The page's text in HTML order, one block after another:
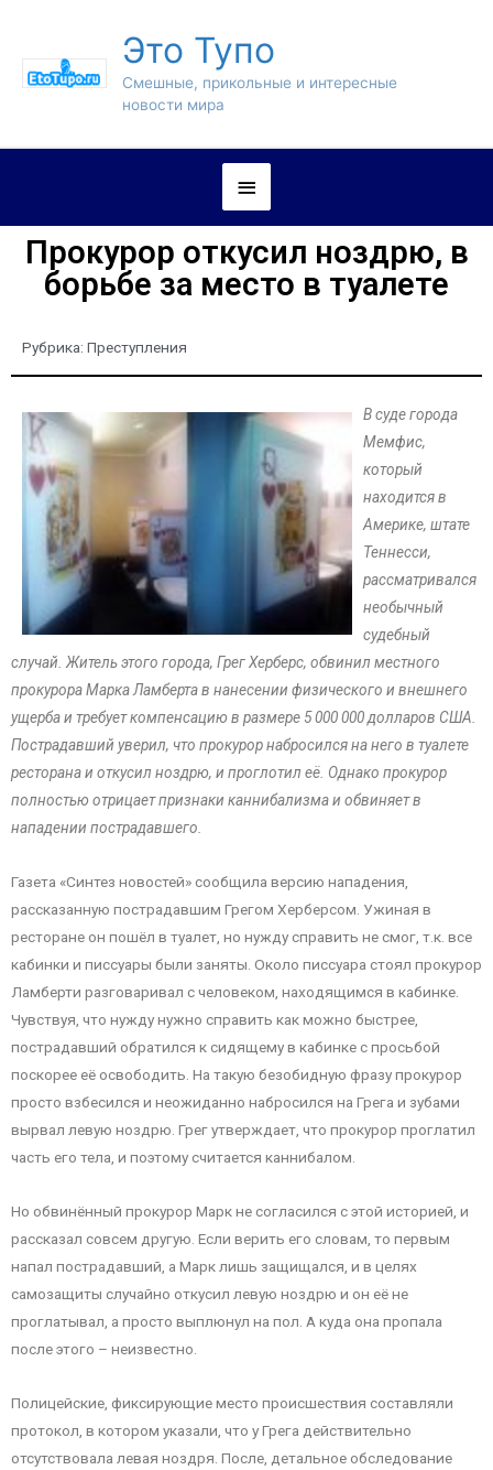
Это Тупо
Смешные, прикольные и интересные
новости мира
Прокурор откусил ноздрю, в
борьбе за место в туалете
Рубрика: Преступления
В суде города
Мемфис,
который
находится в
Америке, штате
Теннесси,
рассматривался
необычный
судебный
случай. Житель этого города, Грег Херберс, обвинил местного
прокурора Марка Ламберта в нанесении физического и внешнего
ущерба и требует компенсацию в размере 5 000 000 долларов США.
Пострадавший уверил, что прокурор набросился на него в туалете
ресторана и откусил ноздрю, и проглотил её. Однако прокурор
полностью отрицает признаки каннибализма и обвиняет в
нападении пострадавшего.
Газета «Синтез новостей» сообщила версию нападения,
рассказанную пострадавшим Грегом Херберсом. Ужиная в
ресторане он пошёл в туалет, но нужду справить не смог, т.к. все
кабинки и писсуары были заняты. Около писсуара стоял прокурор
Ламберти разговаривал с человеком, находящимся в кабинке.
Чувствуя, что нужду нужно справить как можно быстрее,
пострадавший обратился к сидящему в кабинке с просьбой
поскорее её освободить. На такую безобидную фразу прокурор
просто взбесился и неожиданно набросился на Грега и зубами
вырвал левую ноздрю. Грег утверждает, что прокурор проглатил
часть его тела, и поэтому считается каннибалом.
Но обвинённый прокурор Марк не согласился с этой историей, и
рассказал совсем другую. Если верить его словам, то первым
напал пострадавший, а Марк лишь защищался, и в целях
самозащиты случайно откусил левую ноздрю и он её не
проглатывал, а просто выплюнул на пол. А куда она пропала
после этого – неизвестно.
Полицейские, фиксирующие место происшествия составляли
протокол, в котором указали, что у Грега действительно
отсутствовала левая ноздря. После, детальное обследование